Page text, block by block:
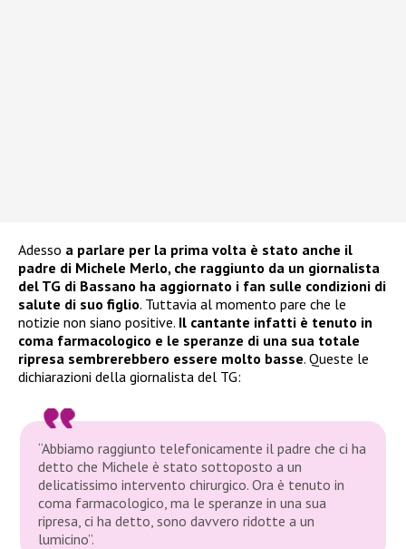
Adesso a parlare per la prima volta è stato anche il
padre di Michele Merlo, che raggiunto da un giornalista
del TG di Bassano ha aggiornato i fan sulle condizioni di
salute di suo figlio. Tuttavia al momento pare che le
notizie non siano positive. Il cantante infatti è tenuto in
coma farmacologico e le speranze di una sua totale
ripresa sembrerebbero essere molto basse. Queste le
dichiarazioni della giornalista del TG:
“Abbiamo raggiunto telefonicamente il padre che ci ha
detto che Michele è stato sottoposto a un
delicatissimo intervento chirurgico. Ora è tenuto in
coma farmacologico, ma le speranze in una sua
ripresa, ci ha detto, sono davvero ridotte a un
lumicino”.